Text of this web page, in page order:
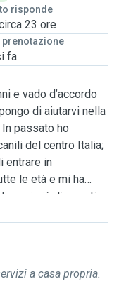
risponde
23 ore
prenotazione
fa
e vado d’accordo
di aiutarvi nella
passato ho
del centro Italia;
entrare in
le età e mi ha
con i più disparati
due cincillà, per
di animali
molti gatti di tutte le
di
ad accudire anche
a casa propria.